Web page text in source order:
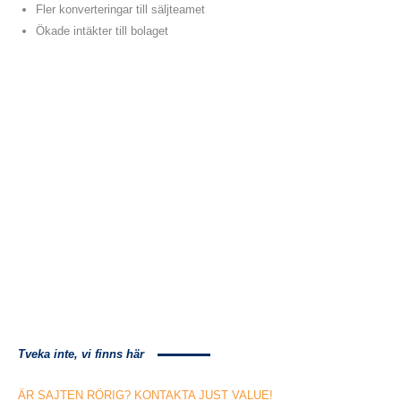
Fler konverteringar till säljteamet
Ökade intäkter till bolaget
Tveka inte, vi finns här
ÄR SAJTEN RÖRIG? KONTAKTA JUST VALUE!